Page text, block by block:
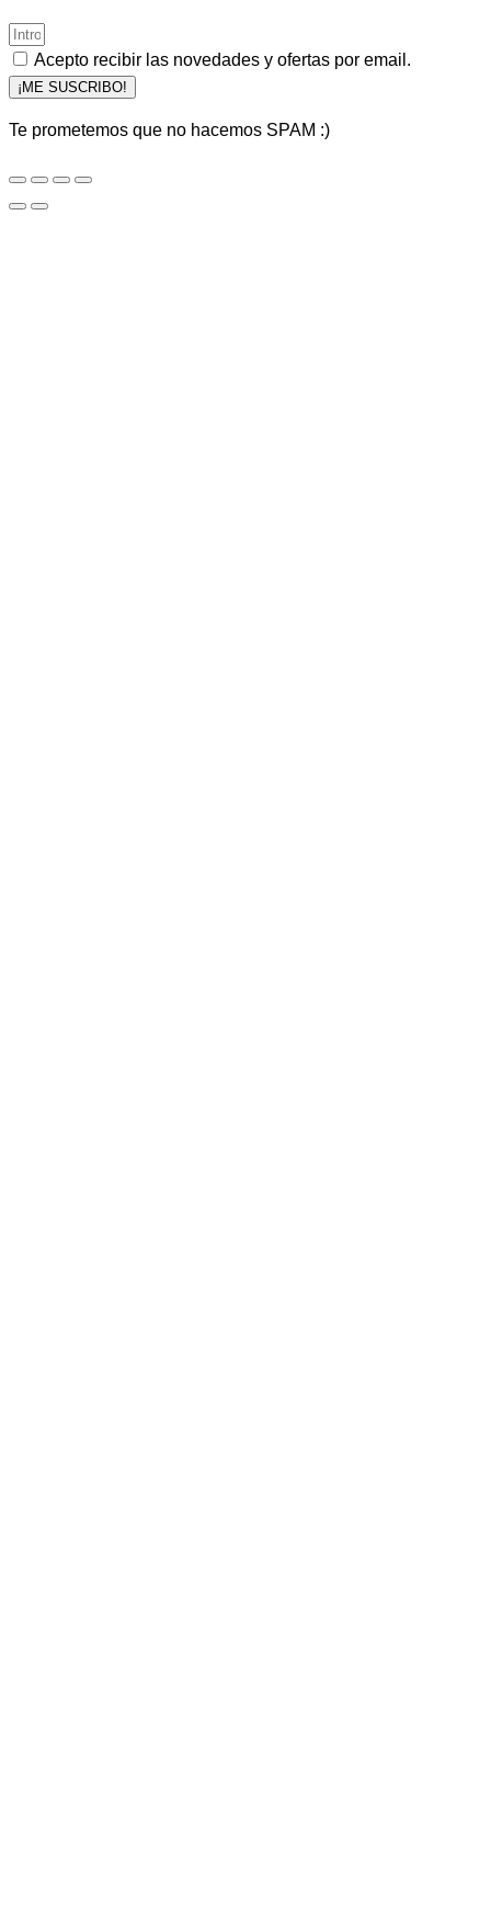
Acepto recibir las novedades y ofertas por email.
¡ME SUSCRIBO!
Te prometemos que no hacemos SPAM :)